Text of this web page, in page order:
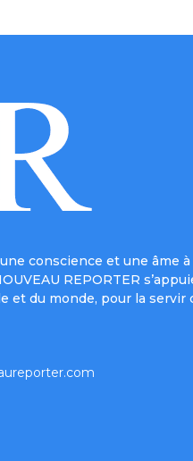
conscience et une âme
REPORTER
et du monde, pour la servir